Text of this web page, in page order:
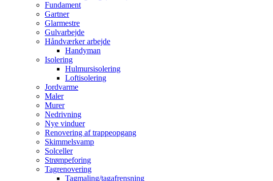
Fundament
Gartner
Glarmestre
Gulvarbejde
Håndværker arbejde
Handyman
Isolering
Hulmursisolering
Loftisolering
Jordvarme
Maler
Murer
Nedrivning
Nye vinduer
Renovering af trappeopgang
Skimmelsvamp
Solceller
Strømpeforing
Tagrenovering
Tagmaling/tagafrensning